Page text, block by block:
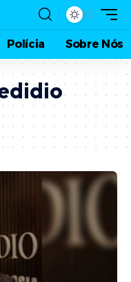
Polícia Sobre Nós